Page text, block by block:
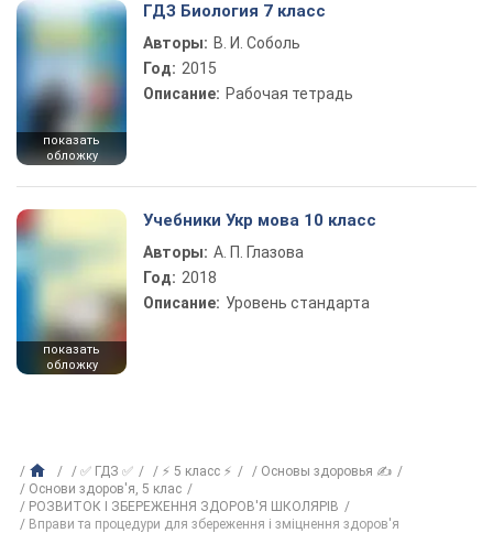
показать
обложку
ГДЗ Биология 7 класс
Авторы: В. И. Соболь
Год: 2015
Описание: Рабочая тетрадь
показать
обложку
Учебники Укр мова 10 класс
Авторы: А. П. Глазова
Год: 2018
Описание: Уровень стандарта
✅ ГДЗ ✅ ⚡ 5 класс ⚡
Основы здоровья ✍
Основи здоров'я, 5 клас
РОЗВИТОК І ЗБЕРЕЖЕННЯ ЗДОРОВ'Я ШКОЛЯРІВ
Вправи та процедури для збереження і зміцнення здоров'я